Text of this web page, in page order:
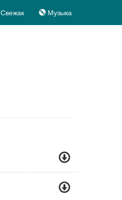
Свежак Музыка